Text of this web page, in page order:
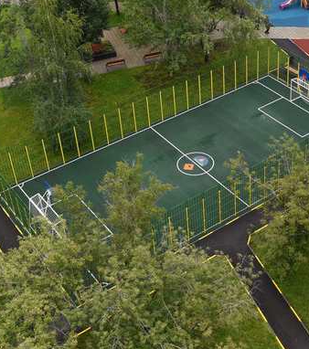
о реновации промзоны в
порта
И.Метшин о
революции
11/08/2022
о том, как стать мэром И.Метшин о